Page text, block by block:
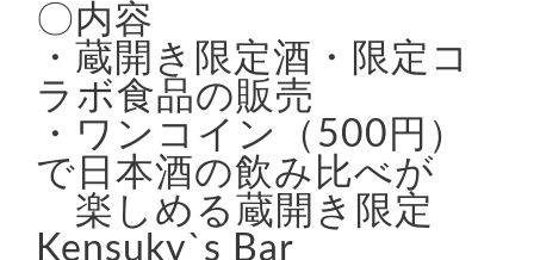
〇内容
・蔵開き限定酒・限定コ
ラボ食品の販売
・ワンコイン（500円）
で日本酒の飲み比べが
楽しめる蔵開き限定
Kensuky`s Bar